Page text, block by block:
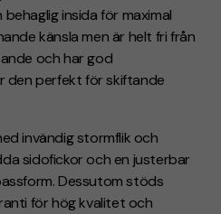
insida för maximal
känsla men är helt fri från
och har god
den perfekt för skiftande
invändig stormflik och
sidofickor och en justerbar
Dessutom stöds
för hög kvalitet och